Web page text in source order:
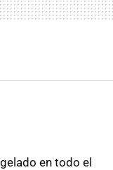
en todo el